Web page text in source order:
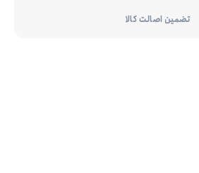
تضمین اصالت کالا